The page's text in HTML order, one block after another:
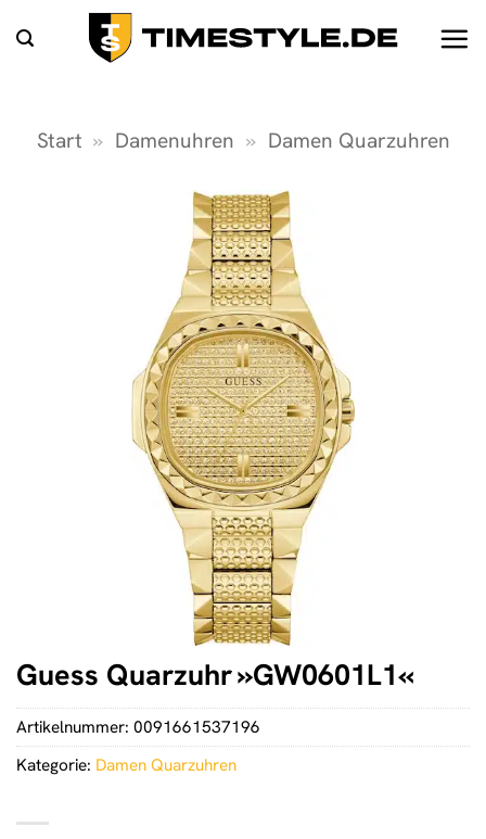
Inhalt
Start » Damenuhren » Damen Quarzuhren
Guess Quarzuhr »GW0601L1«
Artikelnummer: 0091661537196
Kategorie: Damen Quarzuhren